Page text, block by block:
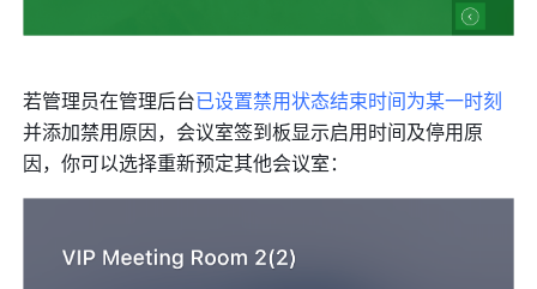
若管理员在管理后台已设置禁用状态结束时间为某一时刻
并添加禁用原因，会议室签到板显示启用时间及停用原
因，你可以选择重新预定其他会议室：